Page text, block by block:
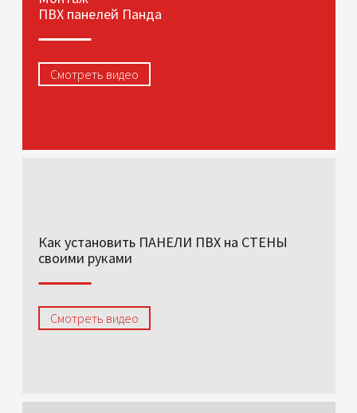
ПВХ панелей Панда
Смотреть видео
Как установить ПАНЕЛИ ПВХ на СТЕНЫ
своими руками
Смотреть видео